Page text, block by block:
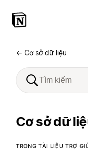
← Cơ sở dữ liệu
Cơ sở dữ
TRONG TÀI LIỆU TRỢ